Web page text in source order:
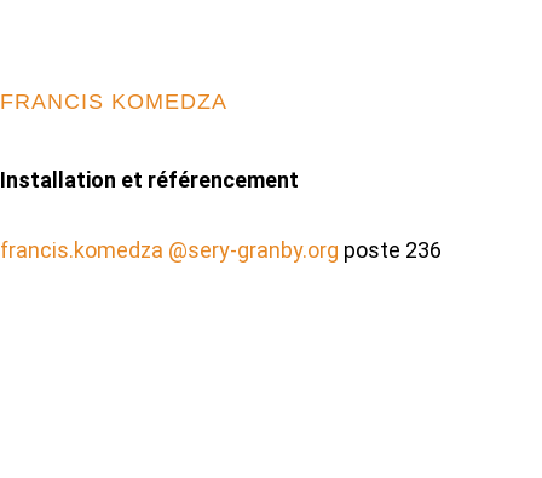
FRANCIS KOMEDZA
Installation et référencement
francis.komedza @sery-granby.org poste 236